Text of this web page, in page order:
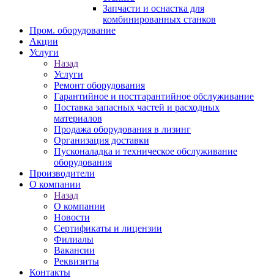
Запчасти и оснастка для
комбинированных станков
Пром. оборудование
Акции
Услуги
Назад
Услуги
Ремонт оборудования
Гарантийное и постгарантийное обслуживание
Поставка запасных частей и расходных
материалов
Продажа оборудования в лизинг
Организация доставки
Пусконаладка и техническое обслуживание
оборудования
Производители
О компании
Назад
О компании
Новости
Сертификаты и лицензии
Филиалы
Вакансии
Реквизиты
Контакты